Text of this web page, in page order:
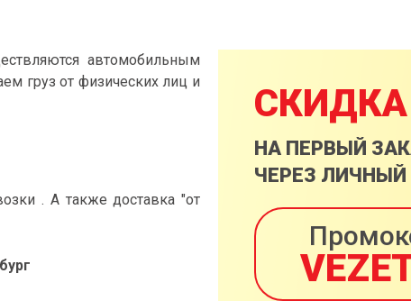
автомобильным
груз от физических лиц и
. А также доставка "от
СКИДКА
НА ПЕРВЫЙ
ЧЕРЕЗ ЛИЧНЫЙ